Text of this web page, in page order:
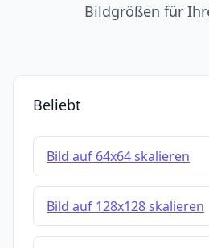
Bildgrößen für
Beliebt
Bild auf 64x64 skalieren
Bild auf 128x128 skalieren